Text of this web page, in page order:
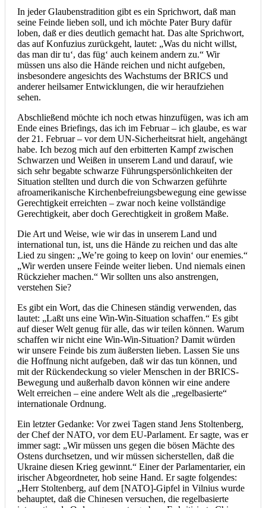
In jeder Glaubenstradition gibt es ein Sprichwort, daß man
seine Feinde lieben soll, und ich möchte Pater Bury dafür
loben, daß er dies deutlich gemacht hat. Das alte Sprichwort,
das auf Konfuzius zurückgeht, lautet: „Was du nicht willst,
das man dir tu‘, das füg‘ auch keinem andern zu.“ Wir
müssen uns also die Hände reichen und nicht aufgeben,
insbesondere angesichts des Wachstums der BRICS und
anderer heilsamer Entwicklungen, die wir heraufziehen
sehen.
Abschließend möchte ich noch etwas hinzufügen, was ich am
Ende eines Briefings, das ich im Februar – ich glaube, es war
der 21. Februar – vor dem UN-Sicherheitsrat hielt, angehängt
habe. Ich bezog mich auf den erbitterten Kampf zwischen
Schwarzen und Weißen in unserem Land und darauf, wie
sich sehr begabte schwarze Führungspersönlichkeiten der
Situation stellten und durch die von Schwarzen geführte
afroamerikanische Kirchenbefreiungsbewegung eine gewisse
Gerechtigkeit erreichten – zwar noch keine vollständige
Gerechtigkeit, aber doch Gerechtigkeit in großem Maße.
Die Art und Weise, wie wir das in unserem Land und
international tun, ist, uns die Hände zu reichen und das alte
Lied zu singen: „We’re going to keep on lovin‘ our enemies.“
„Wir werden unsere Feinde weiter lieben. Und niemals einen
Rückzieher machen.“ Wir sollten uns also anstrengen,
verstehen Sie?
Es gibt ein Wort, das die Chinesen ständig verwenden, das
lautet: „Laßt uns eine Win-Win-Situation schaffen.“ Es gibt
auf dieser Welt genug für alle, das wir teilen können. Warum
schaffen wir nicht eine Win-Win-Situation? Damit würden
wir unsere Feinde bis zum äußersten lieben. Lassen Sie uns
die Hoffnung nicht aufgeben, daß wir das tun können, und
mit der Rückendeckung so vieler Menschen in der BRICS-
Bewegung und außerhalb davon können wir eine andere
Welt erreichen – eine andere Welt als die „regelbasierte“
internationale Ordnung.
Ein letzter Gedanke: Vor zwei Tagen stand Jens Stoltenberg,
der Chef der NATO, vor dem EU-Parlament. Er sagte, was er
immer sagt: „Wir müssen uns gegen die bösen Mächte des
Ostens durchsetzen, und wir müssen sicherstellen, daß die
Ukraine diesen Krieg gewinnt.“ Einer der Parlamentarier, ein
irischer Abgeordneter, hob seine Hand. Er sagte folgendes:
„Herr Stoltenberg, auf dem [NATO]-Gipfel in Vilnius wurde
behauptet, daß die Chinesen versuchen, die regelbasierte